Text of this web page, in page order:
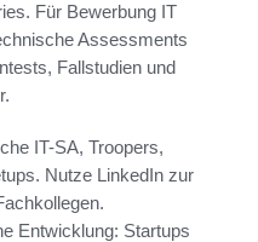
Für Bewerbung IT
Assessments
Fallstudien und
IT-SA, Troopers,
Nutze LinkedIn zur
Entwicklung: Startups